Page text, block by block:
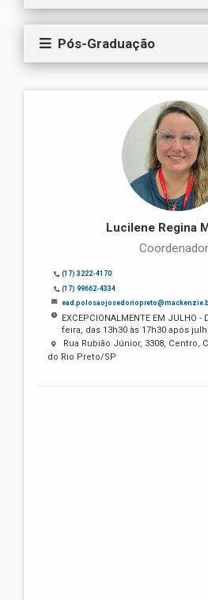
Pós-Graduação
Lucilene Regina
(17) 3222-4170
(17) 99662-4334
EXCEPCIONALMENTE EM JULHO
feira, das 13h30 às 17h30 após
Rua Rubião Júnior, 3308, Centro,
do Rio Preto/SP